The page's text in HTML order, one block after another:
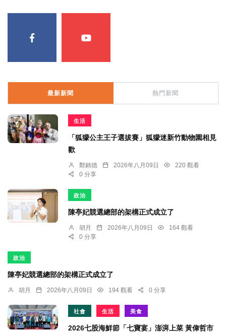
最新新聞 熱門新聞
生活
「狐獴公主王子選拔賽」狐獴迷新竹動物園相見
歡
鄭銘德 2026年八月09日
220 觀看
0 分享
政治
陳亭妃競選總部的架構正式成立了
胡月 2026年八月09日
164 觀看
0 分享
政治
陳亭妃競選總部的架構正式成立了
胡月 2026年八月09日 194 觀看 0 分享
社會 生活 美食
2026七股海鮮節「七寶宴」澎湃上菜 黃偉哲市